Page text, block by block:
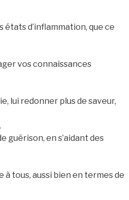
états d’inflammation, que ce
vos connaissances
lui redonner plus de saveur,
guérison, en s’aidant des
tous, aussi bien en termes de